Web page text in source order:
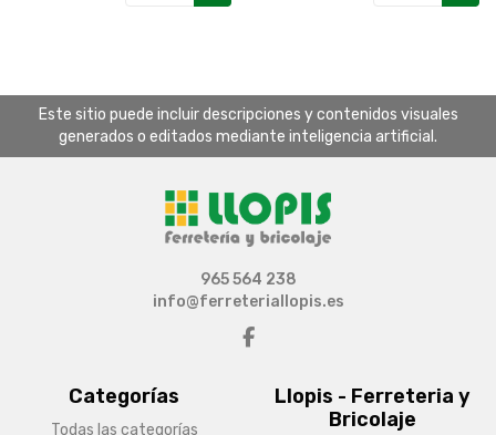
Este sitio puede incluir descripciones y contenidos visuales
generados o editados mediante inteligencia artificial.
Categorías
Todas las categorías
Llopis - Ferreteria y
Bricolaje
965 564 238
info@ferreteriallopis.es